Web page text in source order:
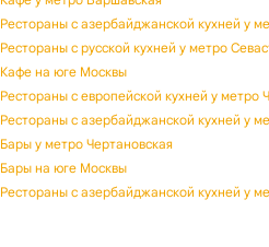
Рестораны с азербайджанской кухней у
Рестораны с русской кухней у метро
Кафе на юге Москвы
Рестораны с европейской кухней у метро
Рестораны с азербайджанской кухней у
Бары у метро Чертановская
Бары на юге Москвы
Рестораны с азербайджанской кухней у